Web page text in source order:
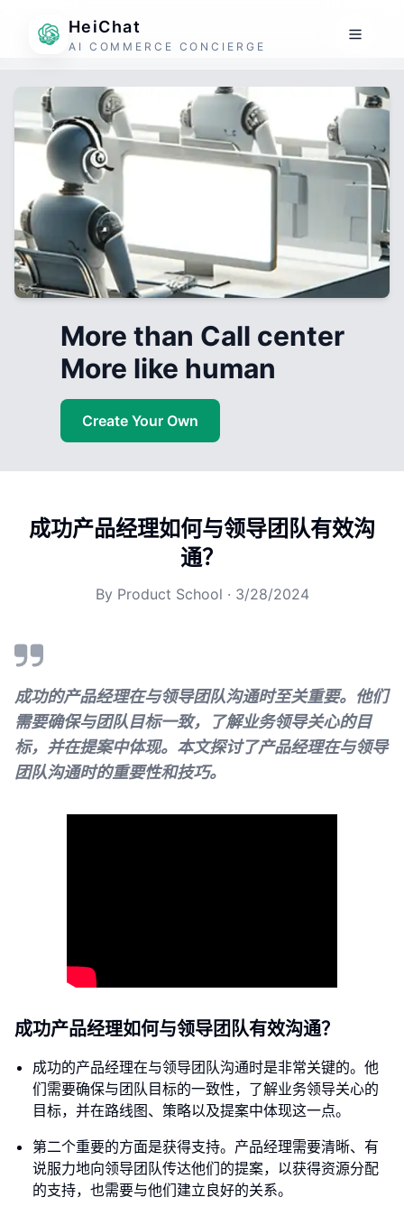
HeiChat
AI COMMERCE CONCIERGE
More than Call center
More like human
Create Your Own
成功产品经理如何与领导团队有效沟
通？
By Product School · 3/28/2024
成功的产品经理在与领导团队沟通时至关重要。他们
需要确保与团队目标一致，了解业务领导关心的目
标，并在提案中体现。本文探讨了产品经理在与领导
团队沟通时的重要性和技巧。
成功产品经理如何与领导团队有效沟通？
成功的产品经理在与领导团队沟通时是非常关键的。他
们需要确保与团队目标的一致性，了解业务领导关心的
目标，并在路线图、策略以及提案中体现这一点。
第二个重要的方面是获得支持。产品经理需要清晰、有
说服力地向领导团队传达他们的提案，以获得资源分配
的支持，也需要与他们建立良好的关系。